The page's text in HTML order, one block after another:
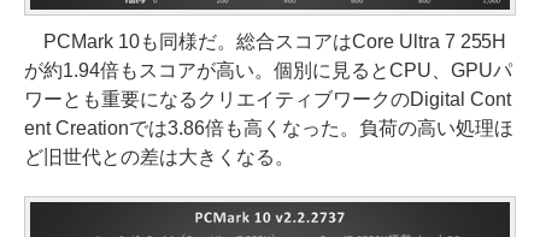
PCMark 10も同様だ。総合スコアはCore Ultra 7 255H
が約1.94倍もスコアが高い。個別に見るとCPU、GPUパ
ワーとも重要になるクリエイティブワークのDigital Cont
ent Creationでは3.86倍も高くなった。負荷の高い処理ほ
ど旧世代との差は大きくなる。